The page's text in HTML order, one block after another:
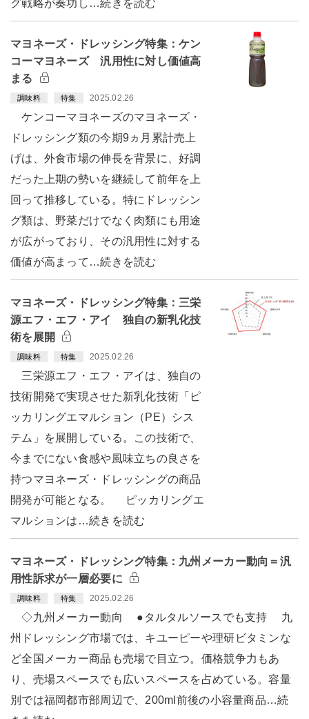
グ戦略が奏功し…続きを読む
マヨネーズ・ドレッシング特集：ケン
コーマヨネーズ 汎用性に対し価値高
まる
調味料 特集 2025.02.26
ケンコーマヨネーズのマヨネーズ・
ドレッシング類の今期9ヵ月累計売上
げは、外食市場の伸長を背景に、好調
だった上期の勢いを継続して前年を上
回って推移している。特にドレッシン
グ類は、野菜だけでなく肉類にも用途
が広がっており、その汎用性に対する
価値が高まって…続きを読む
マヨネーズ・ドレッシング特集：三栄
源エフ・エフ・アイ 独自の新乳化技
術を展開
調味料 特集 2025.02.26
三栄源エフ・エフ・アイは、独自の
技術開発で実現させた新乳化技術「ピ
ッカリングエマルション（PE）シス
テム」を展開している。この技術で、
今までにない食感や風味立ちの良さを
持つマヨネーズ・ドレッシングの商品
開発が可能となる。 ピッカリングエ
マルションは…続きを読む
マヨネーズ・ドレッシング特集：九州メーカー動向＝汎
用性訴求が一層必要に
調味料 特集 2025.02.26
◇九州メーカー動向 ●タルタルソースでも支持 九
州ドレッシング市場では、キユーピーや理研ビタミンな
ど全国メーカー商品も売場で目立つ。価格競争力もあ
り、売場スペースでも広いスペースを占めている。容量
別では福岡都市部周辺で、200ml前後の小容量商品…続